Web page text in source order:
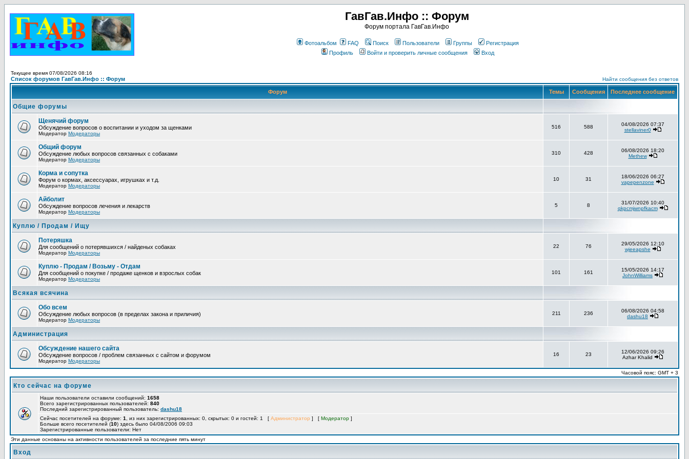
ГавГав.Инфо :: Форум
Форум портала ГавГав.Инфо
Фотоальбом FAQ Поиск Пользователи Группы
Регистрация
Профиль
Войти и проверить личные сообщения Вход
Текущее время 07/08/2026 08:16
Список форумов ГавГав.Инфо :: Форум Найти сообщения без ответов
Форум Темы Сообщения Последнее сообщение
Общие форумы
Щенячий форум
Обсуждение вопросов о воспитании и уходом за щенками
Модератор Модераторы
516 588
04/08/2026 07:37
stellaviner0
Общий форум
Обсуждение любых вопросов связанных с собаками
Модератор Модераторы
310 428
06/08/2026 18:20
Methew
Корма и сопутка
Форум о кормах, аксессуарах, игрушках и т.д.
Модератор Модераторы
10 31
18/06/2026 06:27
vapepenzone
Айболит
Обсуждение вопросов лечения и лекарств
Модератор Модераторы
5 8
31/07/2026 10:40
qkpcmjwnpfkacm
Куплю / Продам / Ищу
Потеряшка
Для сообщений о потерявшихся / найденых собаках
Модератор Модераторы
22 76
29/05/2026 12:10
wjeeapshe
Куплю - Продам / Возьму - Отдам
Для сообщений о покупке / продаже щенков и взрослых собак
Модератор Модераторы
101 161
15/05/2026 14:17
JohnWilliams
Всякая всячина
Обо всем
Обсуждение любых вопросов (в пределах закона и приличия)
Модератор Модераторы
211 236
06/08/2026 04:58
dashu18
Администрация
Обсуждение нашего сайта
Обсуждение вопросов / проблем связанных с сайтом и форумом
Модератор Модераторы
16 23
12/06/2026 09:26
Azhar Khalid
Часовой пояс: GMT + 3
Кто сейчас на форуме
Наши пользователи оставили сообщений: 1658
Всего зарегистрированных пользователей: 840
Последний зарегистрированный пользователь: dashu18
Сейчас посетителей на форуме: 1 , из них зарегистрированных: 0, скрытых: 0 и гостей: 1 [ Администратор ] [ Модератор ]
Больше всего посетителей (10) здесь было 04/08/2006 09:03
Зарегистрированные пользователи: Нет
Эти данные основаны на активности пользователей за последние пять минут
Вход